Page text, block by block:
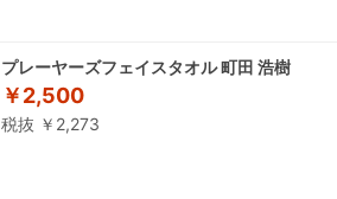
プレーヤーズフェイスタオル 町田 浩樹
￥2,500
税抜 ￥2,273